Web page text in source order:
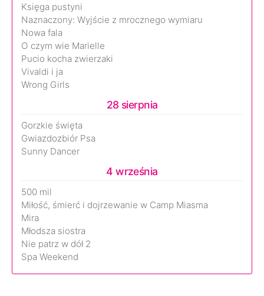
Księga pustyni
Naznaczony: Wyjście z mrocznego wymiaru
Nowa fala
O czym wie Marielle
Pucio kocha zwierzaki
Vivaldi i ja
Wrong Girls
28 sierpnia
Gorzkie święta
Gwiazdozbiór Psa
Sunny Dancer
4 września
500 mil
Miłość, śmierć i dojrzewanie w Camp Miasma
Mira
Młodsza siostra
Nie patrz w dół 2
Spa Weekend